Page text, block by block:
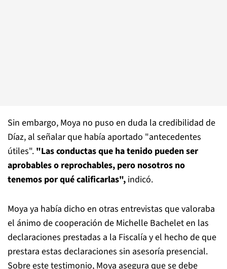
Sin embargo, Moya no puso en duda la credibilidad de
Díaz, al señalar que había aportado "antecedentes
útiles". "Las conductas que ha tenido pueden ser
aprobables o reprochables, pero nosotros no
tenemos por qué calificarlas", indicó.
Moya ya había dicho en otras entrevistas que valoraba
el ánimo de cooperación de Michelle Bachelet en las
declaraciones prestadas a la Fiscalía y el hecho de que
prestara estas declaraciones sin asesoría presencial.
Sobre este testimonio, Moya asegura que se debe